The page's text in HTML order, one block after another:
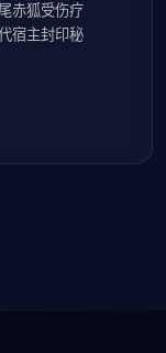
赤狐受伤疗
宿主封印秘